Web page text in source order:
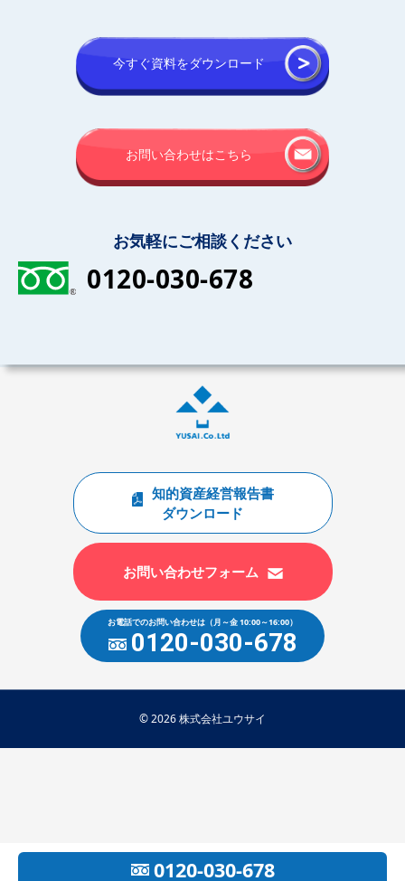
今すぐ資料をダウンロード
お問い合わせはこちら
お気軽にご相談ください
0120-030-678
知的資産経営報告書
ダウンロード
お問い合わせフォーム
お電話でのお問い合わせは （月～金 10:00～16:00）
0120-030-678
© 2026株式会社ユウサイ
0120-030-678